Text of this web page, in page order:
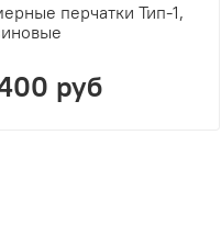
перчатки Тип-1,
руб